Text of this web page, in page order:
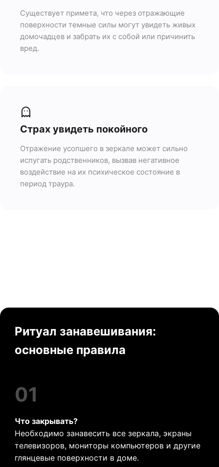
Существует примета, что через отражающие
поверхности темные силы могут увидеть живых
домочадцев и забрать их с собой или причинить
вред.
Страх увидеть покойного
Отражение усопшего в зеркале может сильно
испугать родственников, вызвав негативное
воздействие на их психическое состояние в
период траура.
Ритуал занавешивания:
основные правила
01
Что закрывать?
Необходимо занавесить все зеркала, экраны
телевизоров, мониторы компьютеров и другие
глянцевые поверхности в доме.